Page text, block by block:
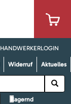
HANDWERKERLOGIN
Widerruf Aktuelles
lagernd